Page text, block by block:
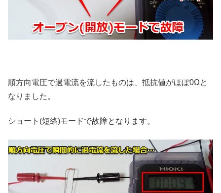
順方向電圧で過電流を流したものは、抵抗値がほぼ0Ωと
なりました。
ショート(短絡)モードで故障となります。